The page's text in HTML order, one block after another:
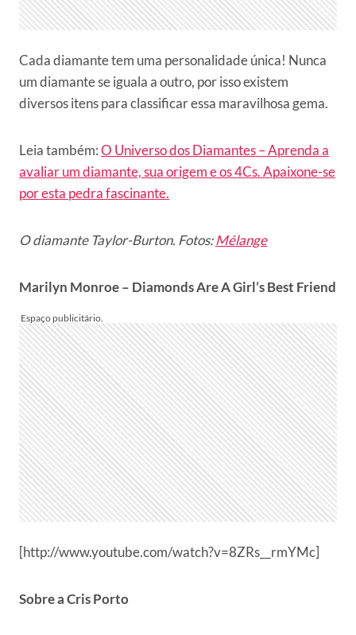
Cada diamante tem uma personalidade única! Nunca
um diamante se iguala a outro, por isso existem
diversos itens para classificar essa maravilhosa gema.
Leia também:O Universo dos Diamantes – Aprenda a
avaliar um diamante, sua origem e os 4Cs. Apaixone-se
por esta pedra fascinante.
O diamante Taylor-Burton. Fotos:Mélange
Marilyn Monroe – Diamonds Are A Girl’s Best Friend
[http://www.youtube.com/watch?v=8ZRs__rmYMc]
Sobre a Cris Porto